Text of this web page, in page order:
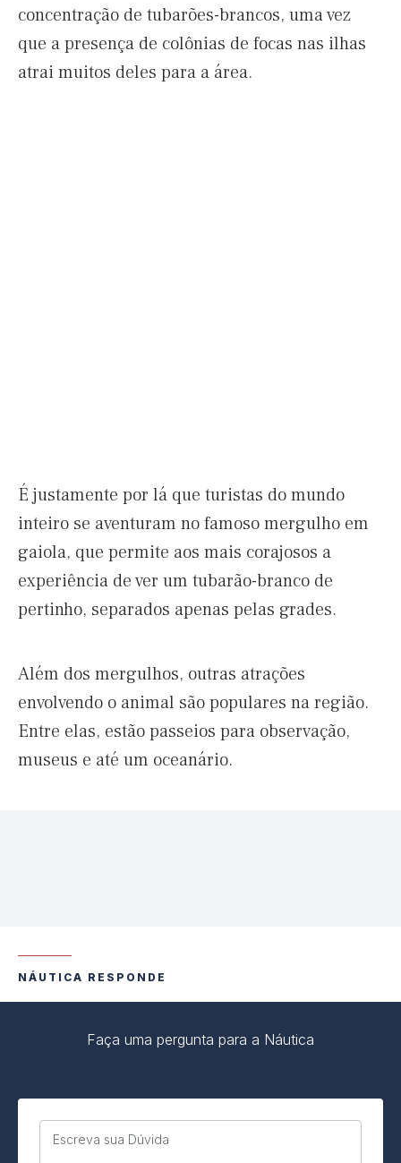
concentração de tubarões-brancos, uma vez
que a presença de colônias de focas nas ilhas
atrai muitos deles para a área.
É justamente por lá que turistas do mundo
inteiro se aventuram no famoso mergulho em
gaiola, que permite aos mais corajosos a
experiência de ver um tubarão-branco de
pertinho, separados apenas pelas grades.
Além dos mergulhos, outras atrações
envolvendo o animal são populares na região.
Entre elas, estão passeios para observação,
museus e até um oceanário.
NÁUTICA RESPONDE
Faça uma pergunta para a Náutica
Escreva sua Dúvida